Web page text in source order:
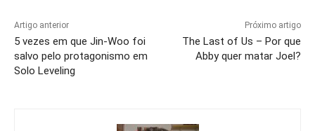
Artigo anterior
5 vezes em que Jin-Woo foi
salvo pelo protagonismo em
Solo Leveling
Próximo artigo
The Last of Us – Por que
Abby quer matar Joel?